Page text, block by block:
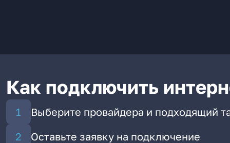
Как подключить
Выберите провайдера и подходящий
Оставьте заявку на подключение